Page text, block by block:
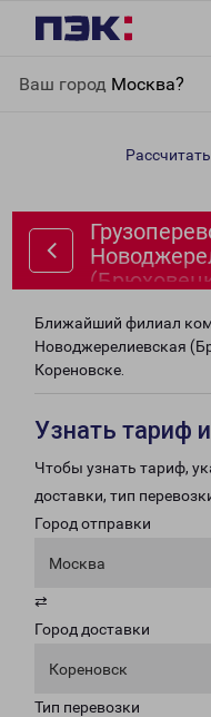
Ваш город Москва?
Новоджерелиевская
Ближайший филиал
Новоджерелиевская
Кореновске.
Узнать тариф
Чтобы узнать тариф,
доставки, тип
Город отправки
Москва
⇄
Город доставки
Кореновск
Тип перевозки